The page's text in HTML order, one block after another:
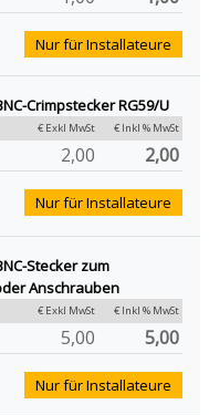
Nur für Installateure
Crimpstecker RG59/U
€ Exkl MwSt € Inkl % MwSt
2,00 2,00
Nur für Installateure
Stecker zum
Anschrauben
€ Exkl MwSt € Inkl % MwSt
5,00 5,00
Nur für Installateure